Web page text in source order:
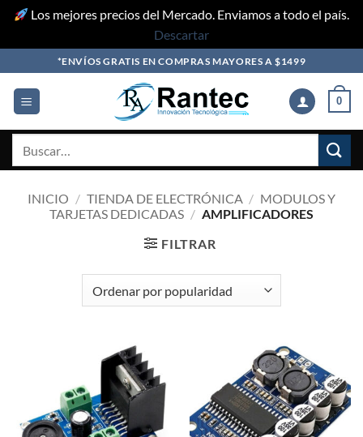
Los mejores precios del Mercado. Enviamos a todo el país.
Descartar
to
content
*ENVÍOS GRATIS EN COMPRAS MAYORES A $1499
0
INICIO / TIENDA DE ELECTRÓNICA / MODULOS Y
TARJETAS DEDICADAS / AMPLIFICADORES
FILTRAR